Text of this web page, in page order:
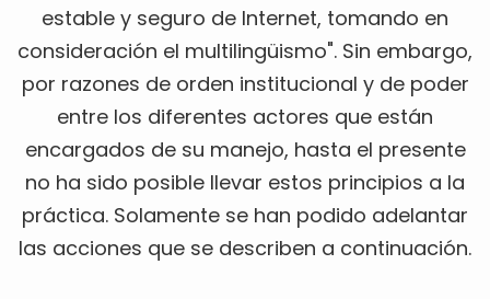
estable y seguro de Internet, tomando en
consideración el multilingüismo". Sin embargo,
por razones de orden institucional y de poder
entre los diferentes actores que están
encargados de su manejo, hasta el presente
no ha sido posible llevar estos principios a la
práctica. Solamente se han podido adelantar
las acciones que se describen a continuación.